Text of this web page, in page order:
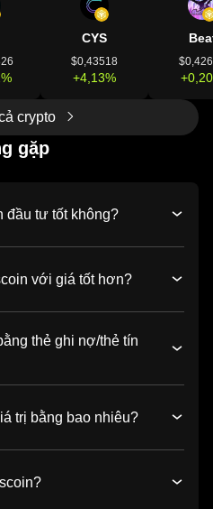
CYS
$0,43518
+4,13%
crypto
gặp
đầu tư tốt không?
với giá tốt hơn?
thẻ ghi nợ/thẻ tín
trị bằng bao nhiêu?